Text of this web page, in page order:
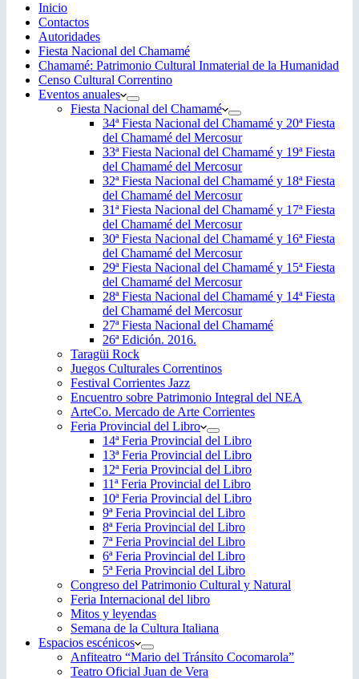
Inicio
Contactos
Autoridades
Fiesta Nacional del Chamamé
Chamamé: Patrimonio Cultural Inmaterial de la Humanidad
Censo Cultural Correntino
Eventos anuales
Fiesta Nacional del Chamamé
34ª Fiesta Nacional del Chamamé y 20ª Fiesta
del Chamamé del Mercosur
33ª Fiesta Nacional del Chamamé y 19ª Fiesta
del Chamamé del Mercosur
32ª Fiesta Nacional del Chamamé y 18ª Fiesta
del Chamamé del Mercosur
31ª Fiesta Nacional del Chamamé y 17ª Fiesta
del Chamamé del Mercosur
30ª Fiesta Nacional del Chamamé y 16ª Fiesta
del Chamamé del Mercosur
29ª Fiesta Nacional del Chamamé y 15ª Fiesta
del Chamamé del Mercosur
28ª Fiesta Nacional del Chamamé y 14ª Fiesta
del Chamamé del Mercosur
27ª Fiesta Nacional del Chamamé
26ª Edición. 2016.
Taragüi Rock
Juegos Culturales Correntinos
Festival Corrientes Jazz
Encuentro sobre Patrimonio Integral del NEA
ArteCo. Mercado de Arte Corrientes
Feria Provincial del Libro
14ª Feria Provincial del Libro
13ª Feria Provincial del Libro
12ª Feria Provincial del Libro
11ª Feria Provincial del Libro
10ª Feria Provincial del Libro
9ª Feria Provincial del Libro
8ª Feria Provincial del Libro
7ª Feria Provincial del Libro
6ª Feria Provincial del Libro
5ª Feria Provincial del Libro
Congreso del Patrimonio Cultural y Natural
Feria Internacional del libro
Mitos y leyendas
Semana de la Cultura Italiana
Espacios escénicos
Anfiteatro “Mario del Tránsito Cocomarola”
Teatro Oficial Juan de Vera